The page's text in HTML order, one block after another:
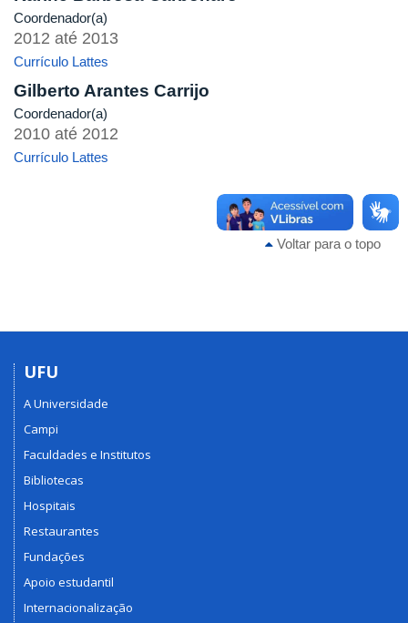
Coordenador(a)
2012 até 2013
Currículo Lattes
Gilberto Arantes Carrijo
Coordenador(a)
2010 até 2012
Currículo Lattes
Voltar para o topo
UFU
A Universidade
Campi
Faculdades e Institutos
Bibliotecas
Hospitais
Restaurantes
Fundações
Apoio estudantil
Internacionalização